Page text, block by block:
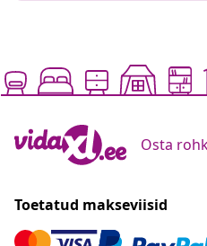
Osta
Toetatud makseviisid